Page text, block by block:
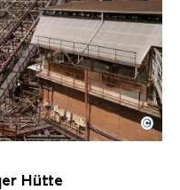
Hütte mit
Hütte | Karl
©
Hütte